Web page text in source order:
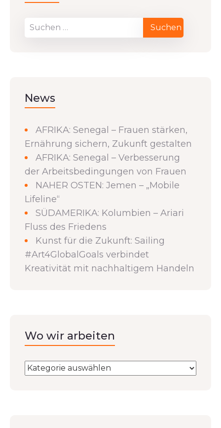
News
AFRIKA: Senegal – Frauen stärken,
Ernährung sichern, Zukunft gestalten
AFRIKA: Senegal – Verbesserung
der Arbeitsbedingungen von Frauen
NAHER OSTEN: Jemen – „Mobile
Lifeline“
SÜDAMERIKA: Kolumbien – Ariari
Fluss des Friedens
Kunst für die Zukunft: Sailing
#Art4GlobalGoals verbindet
Kreativität mit nachhaltigem Handeln
Wo wir arbeiten